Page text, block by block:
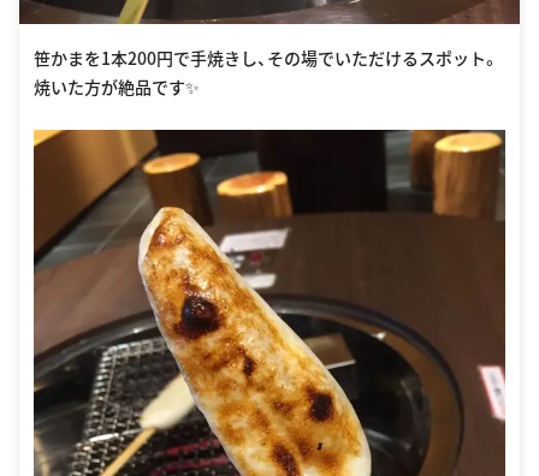
笹かまを1本200円で手焼きし、その場でいただけるスポット。
焼いた方が絶品です✨